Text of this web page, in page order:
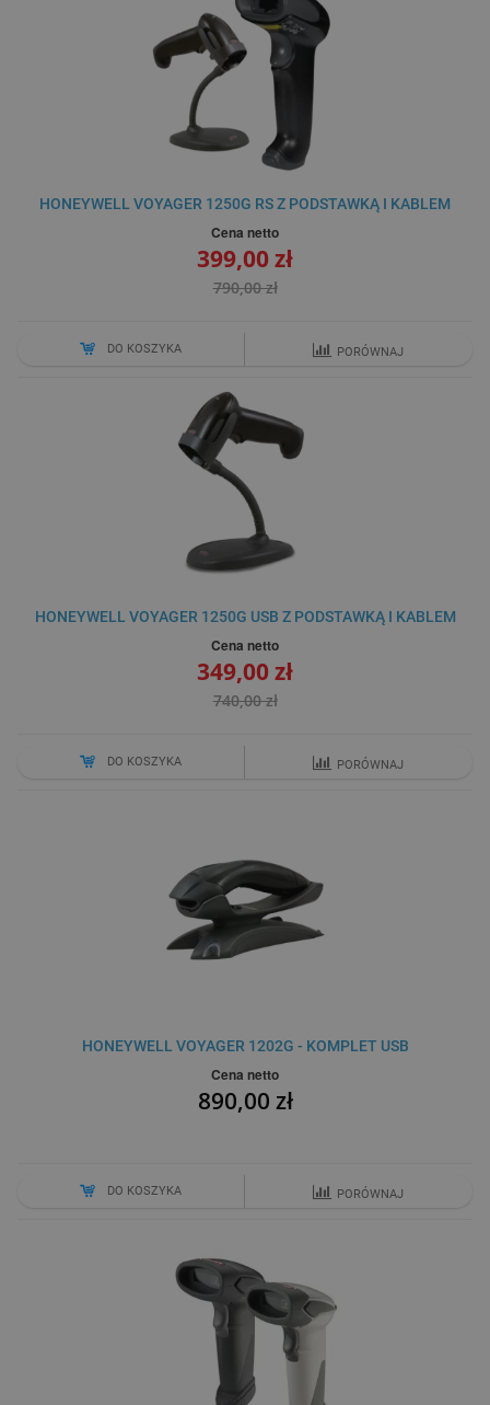
HONEYWELL VOYAGER 1250G RS Z PODSTAWKĄ I KABLEM
Cena netto
399,00 zł
790,00 zł
DO KOSZYKA PORÓWNAJ
HONEYWELL VOYAGER 1250G USB Z PODSTAWKĄ I KABLEM
Cena netto
349,00 zł
740,00 zł
DO KOSZYKA PORÓWNAJ
HONEYWELL VOYAGER 1202G - KOMPLET USB
Cena netto
890,00 zł
DO KOSZYKA PORÓWNAJ